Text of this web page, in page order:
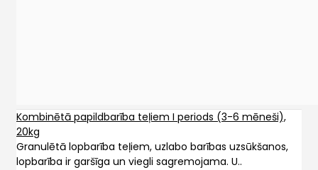
Kombinētā papildbarība teļiem I periods (3-6 mēneši),
20kg
Granulētā lopbarība teļiem, uzlabo barības uzsūkšanos,
lopbarība ir garšīga un viegli sagremojama. U..